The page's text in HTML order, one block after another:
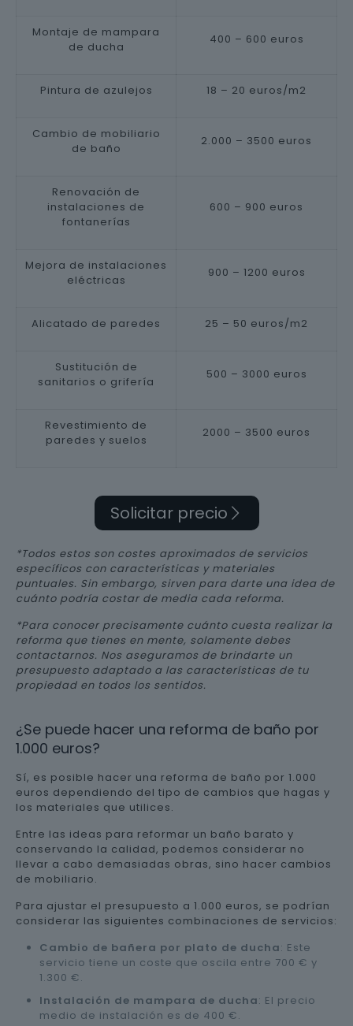
Montaje de mampara
de ducha
400 – 600 euros
Pintura de azulejos 18 – 20 euros/m2
Cambio de mobiliario
de baño
2.000 – 3500 euros
Renovación de
instalaciones de
fontanerías
600 – 900 euros
Mejora de instalaciones
eléctricas
900 – 1200 euros
Alicatado de paredes 25 – 50 euros/m2
Sustitución de
sanitarios o grifería
500 – 3000 euros
Revestimiento de
paredes y suelos
2000 – 3500 euros
Solicitar precio
*Todos estos son costes aproximados de servicios
específicos con características y materiales
puntuales. Sin embargo, sirven para darte una idea de
cuánto podría costar de media cada reforma.
*Para conocer precisamente cuánto cuesta realizar la
reforma que tienes en mente, solamente debes
contactarnos. Nos aseguramos de brindarte un
presupuesto adaptado a las características de tu
propiedad en todos los sentidos.
¿Se puede hacer una reforma de baño por
1.000 euros?
Sí, es posible hacer una reforma de baño por 1.000
euros dependiendo del tipo de cambios que hagas y
los materiales que utilices.
Entre las ideas para reformar un baño barato y
conservando la calidad, podemos considerar no
llevar a cabo demasiadas obras, sino hacer cambios
de mobiliario.
Para ajustar el presupuesto a 1.000 euros, se podrían
considerar las siguientes combinaciones de servicios:
Cambio de bañera por plato de ducha: Este
servicio tiene un coste que oscila entre 700 € y
1.300 €.
Instalación de mampara de ducha: El precio
medio de instalación es de 400 €.